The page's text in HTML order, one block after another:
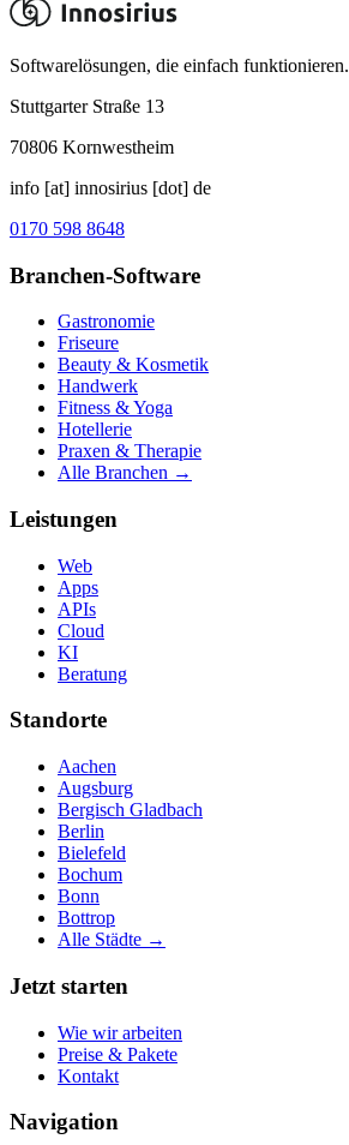
Softwarelösungen, die einfach funktionieren.
Stuttgarter Straße 13
70806 Kornwestheim
info [at] innosirius [dot] de
0170 598 8648
Branchen-Software
Gastronomie
Friseure
Beauty & Kosmetik
Handwerk
Fitness & Yoga
Hotellerie
Praxen & Therapie
Alle Branchen →
Leistungen
Web
Apps
APIs
Cloud
KI
Beratung
Standorte
Aachen
Augsburg
Bergisch Gladbach
Berlin
Bielefeld
Bochum
Bonn
Bottrop
Alle Städte →
Jetzt starten
Wie wir arbeiten
Preise & Pakete
Kontakt
Navigation